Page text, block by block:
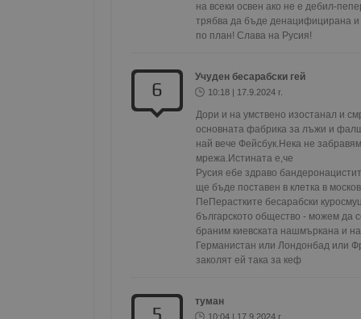
на всеки освен ако не е дебил-
трябва да бъде денацифицирана
по план! Слава на Русия!
6
Учуден бесарабски гей
10:18 | 17.9.2024 г.
Дори и на умствено изостанал и
основната фабрика за лъжи и
най вече Фейсбук.Нека не
мрежа.Истината е,че
Русия ебе здраво
ще бъде поставен в клетка в
ПеПерастките бесарабски
българското общество - можем да
браним киевската нашмъркана и
Германистан или Лондонбад или
заколят ей така за кеф
5
туман
10:04 | 17.9.2024 г.
Име
__gfp_s_64b
FCCDCF
_sharedID_cst
Gtest
Gdyn
VISITOR_INFO1_LIVE
Име
_sharedID
mid
Meta
Име
cfzs_google-analytics_v4
g_state
cfz_google-analytics_v4